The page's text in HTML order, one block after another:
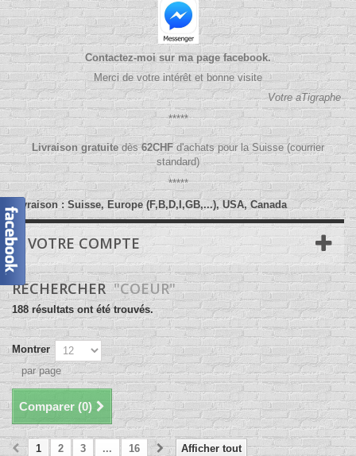
Contactez-moi sur ma page facebook.
Merci de votre intérêt et bonne visite
Votre aTigraphe
*****
Livraison gratuite dès62CHFd'achats pour la Suisse (courrier
standard)
*****
Livraison : Suisse, Europe (F,B,D,I,GB,...), USA, Canada
VOTRE COMPTE
RECHERCHER"COEUR"
188 résultats ont été trouvés.
Montrer
par page
Comparer (0)
Afficher tout
1 2 3 ... 16